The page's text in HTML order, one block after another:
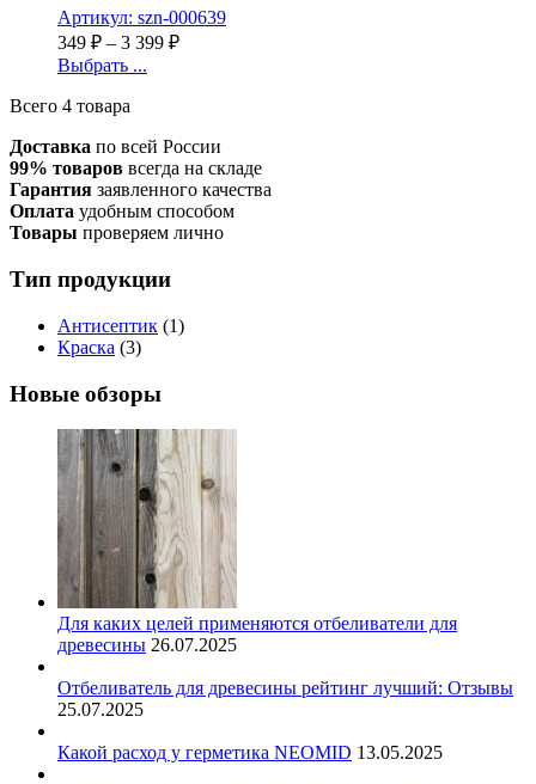
Артикул: szn-000639
349 ₽ – 3 399 ₽
Выбрать ...
Всего 4 товара
Доставка по всей России
99% товаров всегда на складе
Гарантия заявленного качества
Оплата удобным способом
Товары проверяем лично
Тип продукции
Антисептик (1)
Краска (3)
Новые обзоры
Для каких целей применяются отбеливатели для
древесины 26.07.2025
Отбеливатель для древесины рейтинг лучший: Отзывы
25.07.2025
Какой расход у герметика NEOMID 13.05.2025